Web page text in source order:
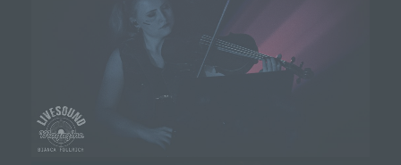
E-Mail: info@livesound-magazine.com
Cookies / SessionStorage / LocalStorage
Die Internetseiten verwenden teilweise so genannte